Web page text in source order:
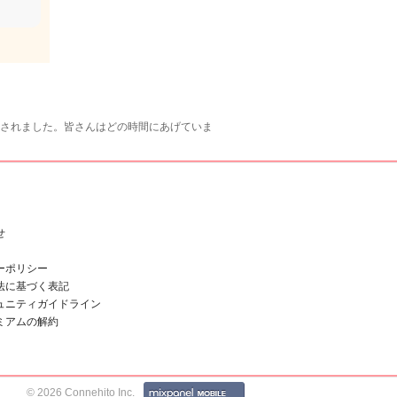
れました。皆さんはどの時間にあげていま
ポリシー
に基づく表記
ニティガイドライン
アムの解約
© 2026 Connehito Inc.